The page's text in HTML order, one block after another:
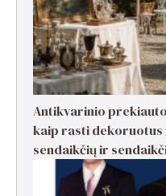
Antikvarinio
kaip rasti dekoruotus
sendaikčių ir